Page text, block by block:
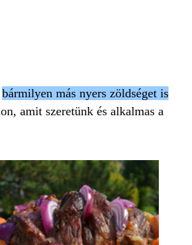
bármilyen más nyers zöldséget is
amit szeretünk és alkalmas a